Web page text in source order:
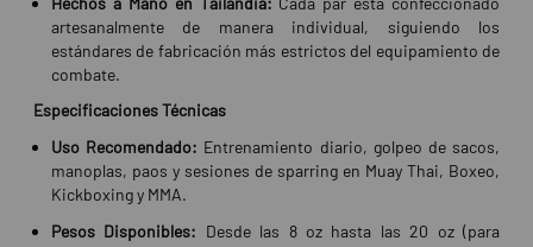
artesanalmente de manera individual, siguiendo los
estándares de fabricación más estrictos del equipamiento de
combate.
Especificaciones Técnicas
Uso Recomendado: Entrenamiento diario, golpeo de sacos,
manoplas, paos y sesiones de sparring en Muay Thai, Boxeo,
Kickboxing y MMA.
Pesos Disponibles: Desde las 8 oz hasta las 20 oz (para